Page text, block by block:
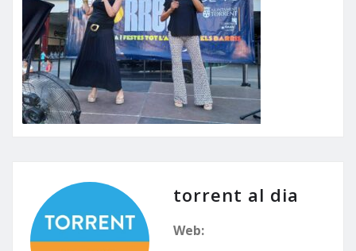
torrent al dia
Web: